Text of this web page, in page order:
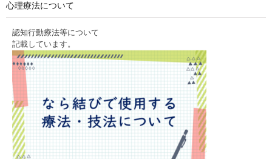
心理療法について
認知行動療法等について
記載しています。